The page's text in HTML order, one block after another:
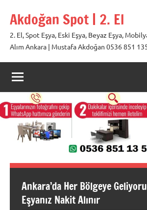
geçAkdoğan Spot | 2. El
2. El, Spot Eşya, Eski Eşya, Beyaz Eşya,
Alım Ankara | Mustafa Akdoğan 0536 851
Ankara’da Her Bölgeye
Eşyanız Nakit Alınır